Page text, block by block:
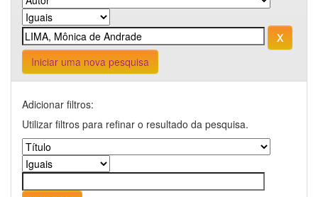
Iniciar uma nova pesquisa
Adicionar filtros:
Utilizar filtros para refinar o resultado da pesquisa.